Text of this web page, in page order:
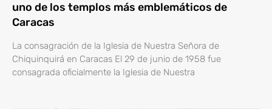
uno de los templos más emblemáticos de
Caracas
La consagración de la Iglesia de Nuestra Señora de
Chiquinquirá en Caracas El 29 de junio de 1958 fue
consagrada oficialmente la Iglesia de Nuestra